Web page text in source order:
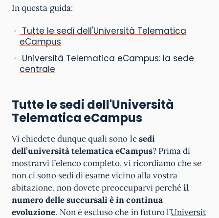
In questa guida:
Tutte le sedi dell'Università Telematica
eCampus
Università Telematica eCampus: la sede
centrale
Tutte le sedi dell'Università
Telematica eCampus
Vi chiedete dunque quali sono lesedi
dell’università telematica eCampus? Prima di
mostrarvi l’elenco completo, vi ricordiamo che se
non ci sono sedi di esame vicino alla vostra
abitazione, non dovete preoccuparvi perchéil
numero delle succursali è in continua
evoluzione. Non è escluso che in futuro l’Universit